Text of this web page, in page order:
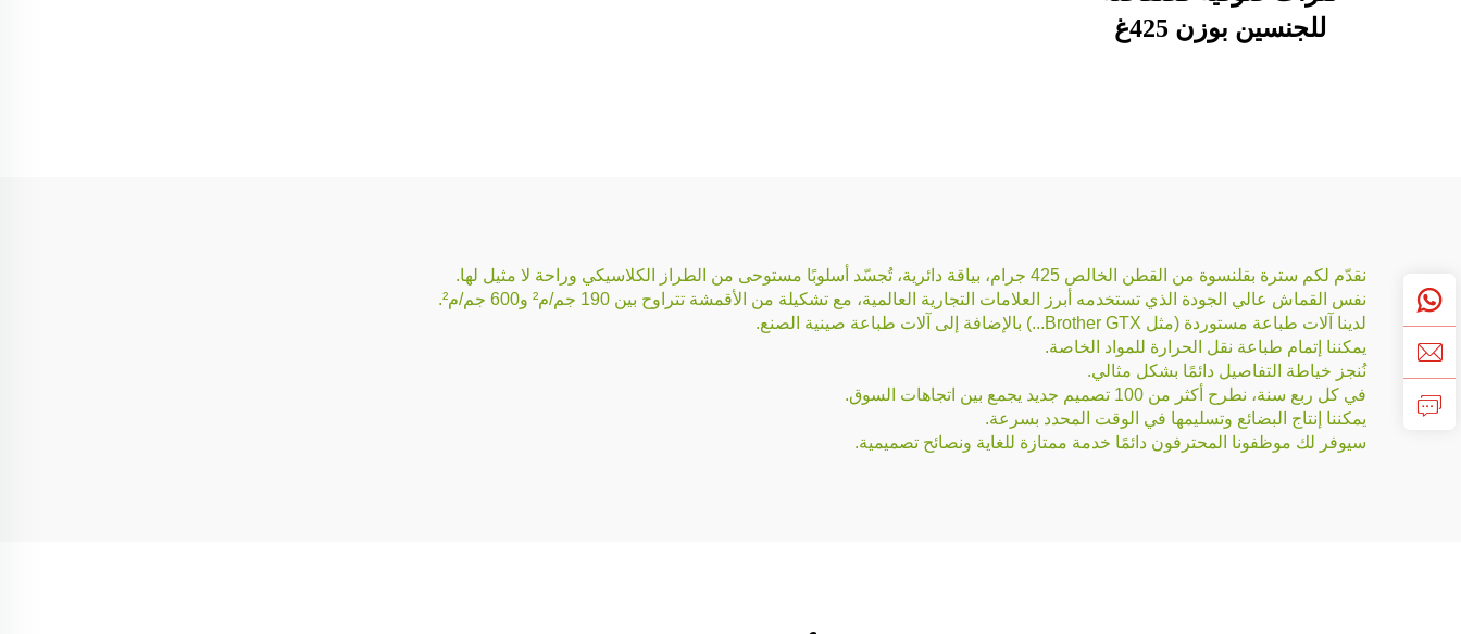
للجنسين بوزن 425غ
نقدّم لكم سترة بقلنسوة من القطن الخالص 425 جرام، بياقة دائرية، تُجسّد أسلوبًا مستوحى من الطراز الكلاسيكي وراحة لا مثيل لها.
نفس القماش عالي الجودة الذي تستخدمه أبرز العلامات التجارية العالمية، مع تشكيلة من الأقمشة تتراوح بين 190 جم/م² و600 جم/م².
لدينا آلات طباعة مستوردة (مثل Brother GTX...) بالإضافة إلى آلات طباعة صينية الصنع.
يمكننا إتمام طباعة نقل الحرارة للمواد الخاصة.
نُنجز خياطة التفاصيل دائمًا بشكل مثالي.
في كل ربع سنة، نطرح أكثر من 100 تصميم جديد يجمع بين اتجاهات السوق.
يمكننا إنتاج البضائع وتسليمها في الوقت المحدد بسرعة.
سيوفر لك موظفونا المحترفون دائمًا خدمة ممتازة للغاية ونصائح تصميمية.